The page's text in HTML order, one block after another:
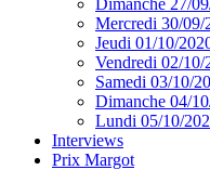
Dimanche 27/
Mercredi 30/09/
Jeudi 01/10/
Vendredi 02/10/
Samedi 03/10/
Dimanche 04/
Lundi 05/10/
Interviews
Prix Margot